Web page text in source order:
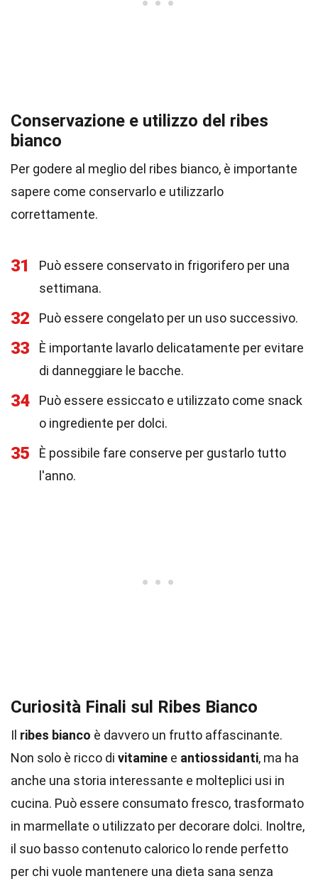
Conservazione e utilizzo del ribes
bianco
Per godere al meglio del ribes bianco, è importante
sapere come conservarlo e utilizzarlo
correttamente.
31
Può essere conservato in frigorifero per una
settimana.
32 Può essere congelato per un uso successivo.
33
È importante lavarlo delicatamente per evitare
di danneggiare le bacche.
34
Può essere essiccato e utilizzato come snack
o ingrediente per dolci.
35
È possibile fare conserve per gustarlo tutto
l'anno.
Curiosità Finali sul Ribes Bianco
Il ribes bianco è davvero un frutto affascinante.
Non solo è ricco di vitamine e antiossidanti, ma ha
anche una storia interessante e molteplici usi in
cucina. Può essere consumato fresco, trasformato
in marmellate o utilizzato per decorare dolci. Inoltre,
il suo basso contenuto calorico lo rende perfetto
per chi vuole mantenere una dieta sana senza